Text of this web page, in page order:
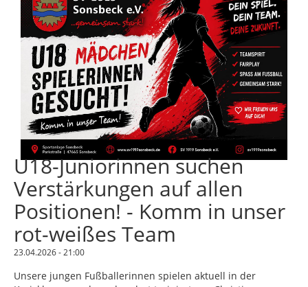
U18-Juniorinnen suchen
Verstärkungen auf allen
Positionen! - Komm in unser
rot-weißes Team
23.04.2026 - 21:00
Unsere jungen Fußballerinnen spielen aktuell in der